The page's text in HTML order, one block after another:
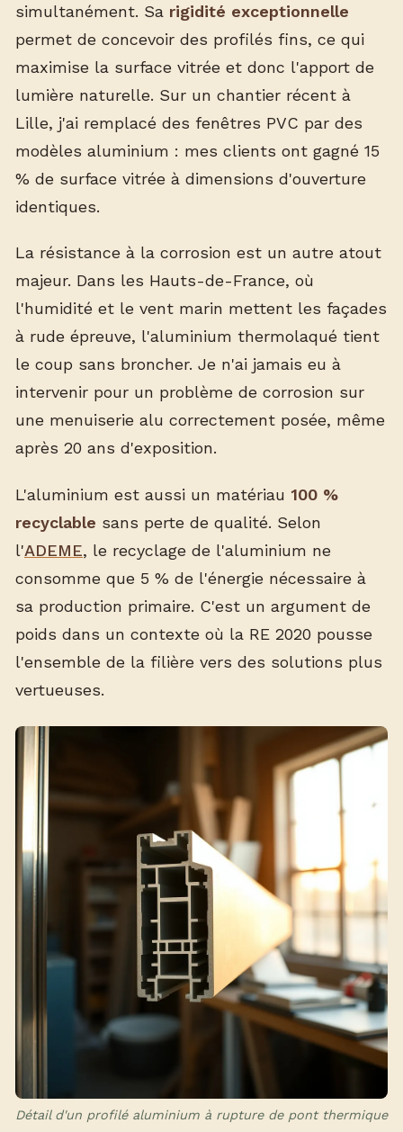
simultanément. Sa rigidité exceptionnelle
permet de concevoir des profilés fins, ce qui
maximise la surface vitrée et donc l'apport de
lumière naturelle. Sur un chantier récent à
Lille, j'ai remplacé des fenêtres PVC par des
modèles aluminium : mes clients ont gagné 15
% de surface vitrée à dimensions d'ouverture
identiques.
La résistance à la corrosion est un autre atout
majeur. Dans les Hauts-de-France, où
l'humidité et le vent marin mettent les façades
à rude épreuve, l'aluminium thermolaqué tient
le coup sans broncher. Je n'ai jamais eu à
intervenir pour un problème de corrosion sur
une menuiserie alu correctement posée, même
après 20 ans d'exposition.
L'aluminium est aussi un matériau 100 %
recyclable sans perte de qualité. Selon
l'ADEME, le recyclage de l'aluminium ne
consomme que 5 % de l'énergie nécessaire à
sa production primaire. C'est un argument de
poids dans un contexte où la RE 2020 pousse
l'ensemble de la filière vers des solutions plus
vertueuses.
Détail d'un profilé aluminium à rupture de pont thermique